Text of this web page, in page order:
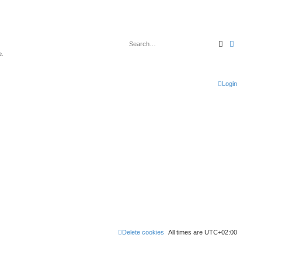
Search
Login
All times are UTC+02:00
Delete cookies